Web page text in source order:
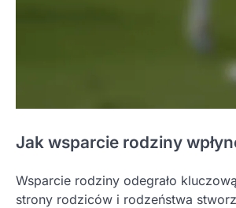
Jak wsparcie rodziny
Wsparcie rodziny odegrało
strony rodziców i rodzeństwa